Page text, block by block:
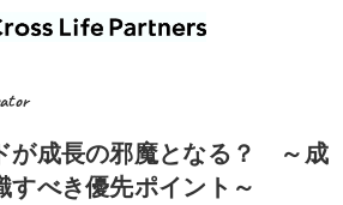
が成長の邪魔となる？ ～成
すべき優先ポイント～